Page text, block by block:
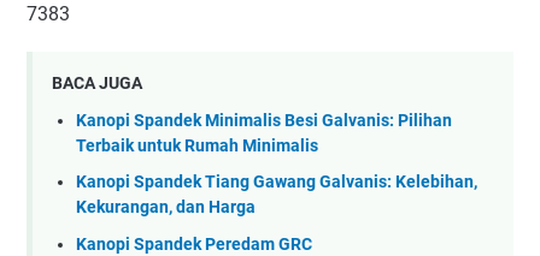
7383
BACA JUGA
Kanopi Spandek Minimalis Besi Galvanis: Pilihan
Terbaik untuk Rumah Minimalis
Kanopi Spandek Tiang Gawang Galvanis: Kelebihan,
Kekurangan, dan Harga
Kanopi Spandek Peredam GRC